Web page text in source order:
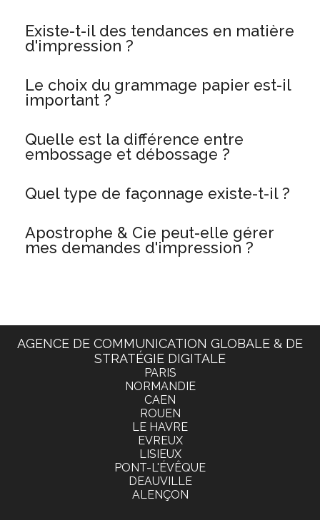
Existe-t-il des tendances en matière
d'impression ?
Le choix du grammage papier est-il
important ?
Quelle est la différence entre
embossage et débossage ?
Quel type de façonnage existe-t-il ?
Apostrophe & Cie peut-elle gérer
mes demandes d'impression ?
AGENCE DE COMMUNICATION GLOBALE & DE
STRATÉGIE DIGITALE
PARIS
NORMANDIE
CAEN
ROUEN
LE HAVRE
EVREUX
LISIEUX
PONT-L'ÉVÊQUE
DEAUVILLE
ALENÇON